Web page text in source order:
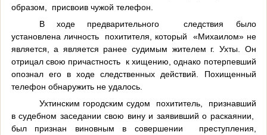
образом, присвоив чужой телефон.
В ходе предварительного следствия было
установлена личность похитителя, который «Михаилом» не
является, а является ранее судимым жителем г. Ухты. Он
отрицал свою причастность к хищению, однако потерпевший
опознал его в ходе следственных действий. Похищенный
телефон обнаружить не удалось.
Ухтинским городским судом похититель, признавший
в судебном заседании свою вину и заявивший о раскаянии,
был признан виновным в совершении преступления,